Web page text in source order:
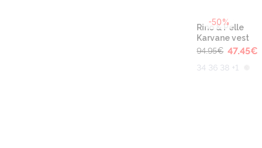
-50%
Rino & Pelle
Karvane vest
94.95€ 47.45€
34 36 38 +1